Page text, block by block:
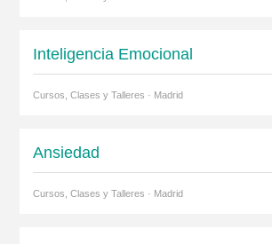
Inteligencia Emocional
Cursos, Clases y Talleres · Madrid
Ansiedad
Cursos, Clases y Talleres · Madrid